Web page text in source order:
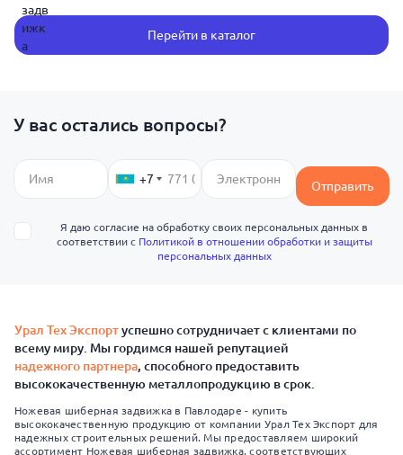
Перейти в каталог
У вас остались вопросы?
+7 Отправить
Я даю согласие на обработку своих персональных данных в
соответствии с Политикой в отношении обработки и защиты
персональных данных
Урал Тех Экспортуспешно сотрудничает с клиентами по
всему миру. Мы гордимся нашей репутацией
надежного партнера, способного предоставить
высококачественную металлопродукцию в срок.
Ножевая шиберная задвижка в Павлодаре - купить
высококачественную продукцию от компании Урал Тех Экспорт для
надежных строительных решений. Мы предоставляем широкий
ассортимент Ножевая шиберная задвижка, соответствующих